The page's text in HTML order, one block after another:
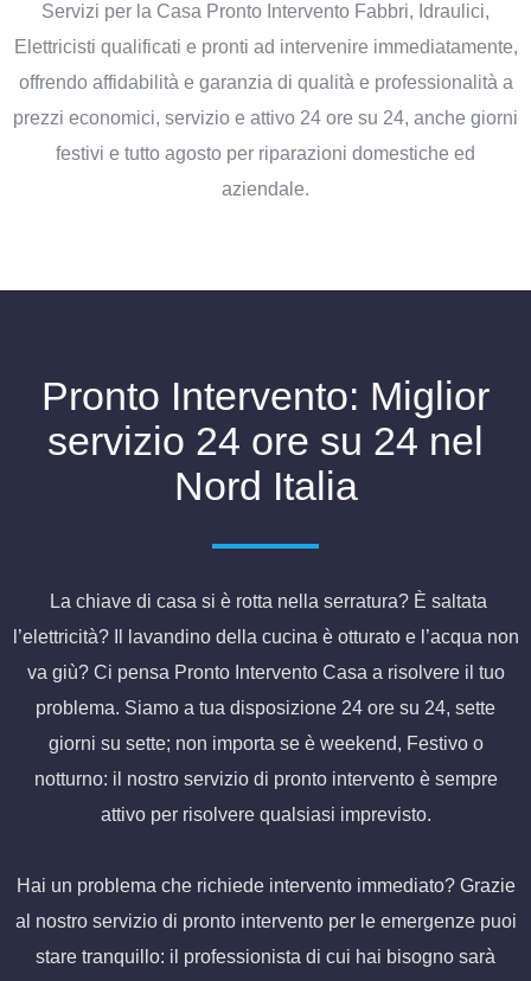
Servizi per la Casa Pronto Intervento Fabbri, Idraulici,
Elettricisti qualificati e pronti ad intervenire immediatamente,
offrendo affidabilità e garanzia di qualità e professionalità a
prezzi economici, servizio e attivo 24 ore su 24, anche giorni
festivi e tutto agosto per riparazioni domestiche ed
aziendale.
Pronto Intervento: Miglior
servizio 24 ore su 24 nel
Nord Italia
La chiave di casa si è rotta nella serratura? È saltata
l’elettricità? Il lavandino della cucina è otturato e l’acqua non
va giù? Ci pensa Pronto Intervento Casa a risolvere il tuo
problema. Siamo a tua disposizione 24 ore su 24, sette
giorni su sette; non importa se è weekend, Festivo o
notturno: il nostro servizio di pronto intervento è sempre
attivo per risolvere qualsiasi imprevisto.
Hai un problema che richiede intervento immediato? Grazie
al nostro servizio di pronto intervento per le emergenze puoi
stare tranquillo: il professionista di cui hai bisogno sarà